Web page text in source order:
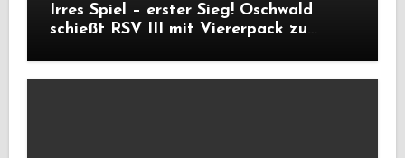
Irres Spiel – erster Sieg! Oschwald
schießt RSV III mit Viererpack zu